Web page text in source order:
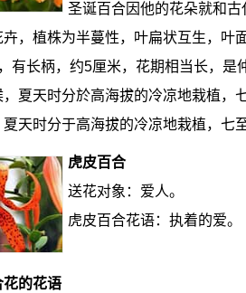
圣诞百合因他的花朵就和
卉，植株为半蔓性，叶扁状互生，叶
有长柄，约5厘米，花期相当长，
，夏天时分於高海拔的冷凉地栽植，
夏天时分于高海拔的冷凉地栽植，七
虎皮百合
送花对象：爱人。
虎皮百合花语：执着的爱。
花的花语